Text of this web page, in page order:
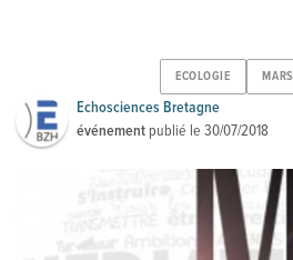
ECOLOGIE MARS
Echosciences Bretagne
événement publié le30/07/2018